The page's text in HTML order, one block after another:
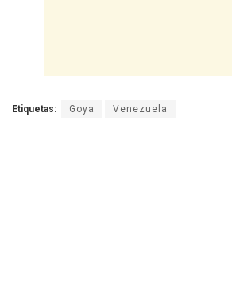
Etiquetas: Goya Venezuela